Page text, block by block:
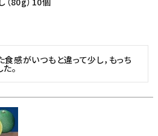
感がいつもと違って少し，もっち
。